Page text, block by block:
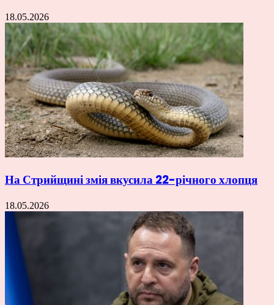
18.05.2026
На Стрийщині змія вкусила 22-річного хлопця
18.05.2026